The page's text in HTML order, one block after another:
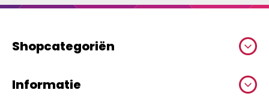
Shopcategoriën
Informatie